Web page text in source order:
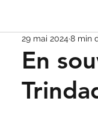
En
29 mai 2024 8 min